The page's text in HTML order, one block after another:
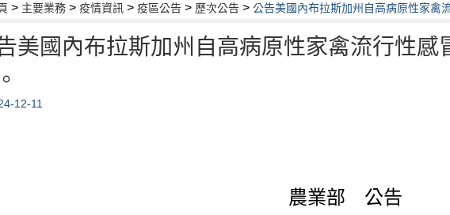
> 主要業務 > 疫情資訊 > 疫區公告 > 歷次公告 > 公告美國內布拉斯加州自高病原性家禽
美國內布拉斯加州自高病原性家禽流行性感
12-11
農業部 公告